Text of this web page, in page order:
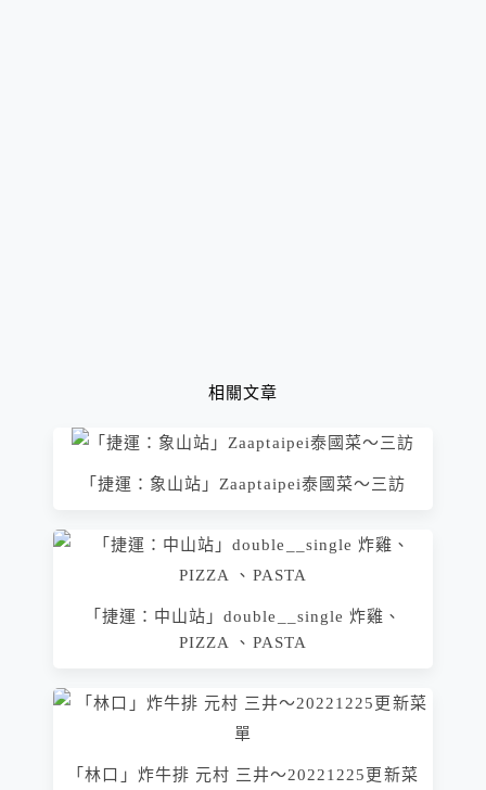
相關文章
「捷運：象山站」Zaaptaipei泰國菜～三訪
「捷運：中山站」double__single 炸雞、
PIZZA 、PASTA
「林口」炸牛排 元村 三井～20221225更新菜